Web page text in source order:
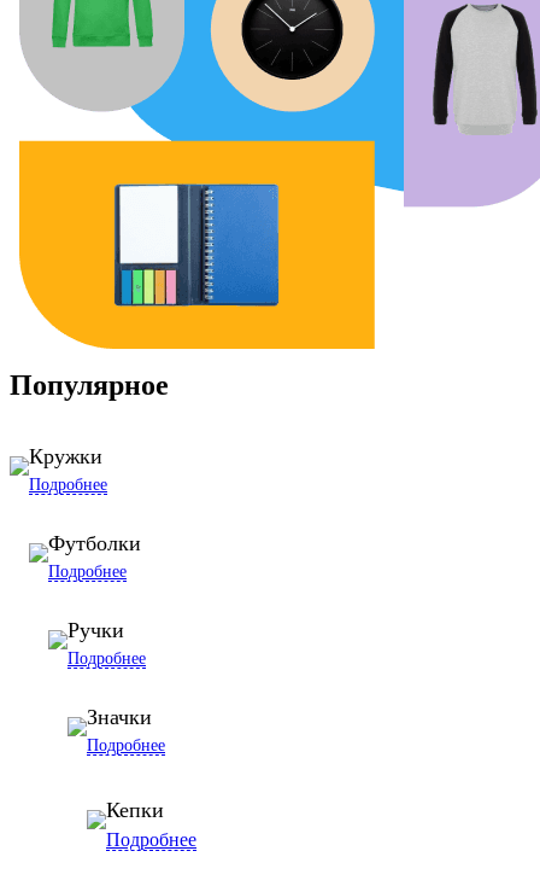
Популярное
Кружки
Подробнее
Футболки
Подробнее
Ручки
Подробнее
Значки
Подробнее
Кепки
Подробнее